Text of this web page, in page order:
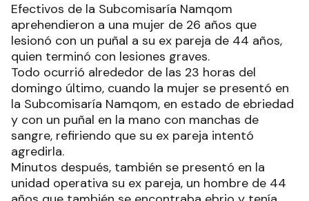
Efectivos de la Subcomisaría Namqom
aprehendieron a una mujer de 26 años que
lesionó con un puñal a su ex pareja de 44 años,
quien terminó con lesiones graves.
Todo ocurrió alrededor de las 23 horas del
domingo último, cuando la mujer se presentó en
la Subcomisaría Namqom, en estado de ebriedad
y con un puñal en la mano con manchas de
sangre, refiriendo que su ex pareja intentó
agredirla.
Minutos después, también se presentó en la
unidad operativa su ex pareja, un hombre de 44